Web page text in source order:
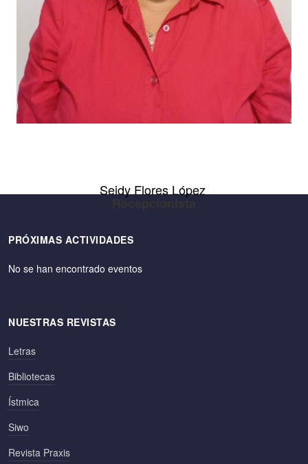
Seidy Flores López
Recepcionista
PRÓXIMAS ACTIVIDADES
No se han encontrado eventos
NUESTRAS REVISTAS
Letras
Bibliotecas
Ístmica
Siwo
Revista Praxis